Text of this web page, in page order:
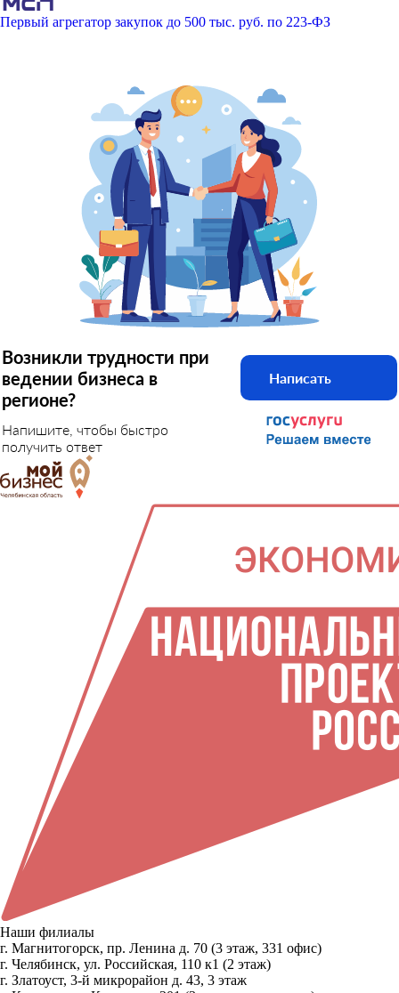
Первый агрегатор закупок до 500 тыс. руб. по 223-ФЗ
Возникли трудности при
ведении бизнеса в
регионе?
Напишите, чтобы быстро
получить ответ
Написать
Наши филиалы
г. Магнитогорск, пр. Ленина д. 70 (3 этаж, 331 офис)
г. Челябинск, ул. Российская, 110 к1 (2 этаж)
г. Златоуст, 3-й микрорайон д. 43, 3 этаж